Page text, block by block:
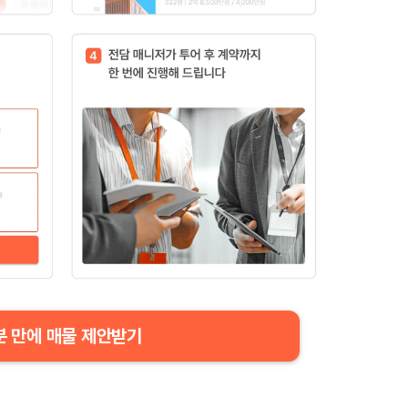
만에 매물 제안받기